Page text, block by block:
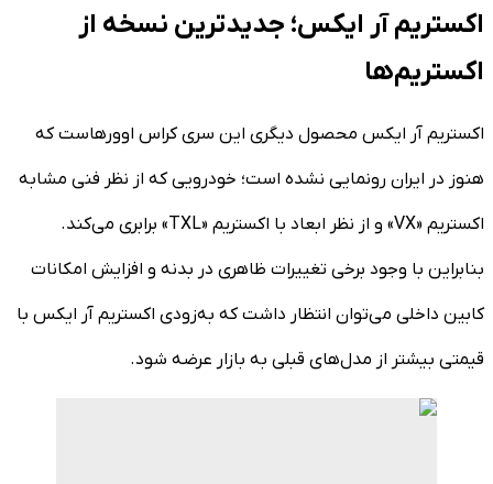
اکستریم آر ایکس؛ جدیدترین نسخه از
اکستریم‌ها
اکستریم آر ایکس محصول دیگری این سری کراس اوورهاست که
هنوز در ایران رونمایی نشده است؛ خودرویی که از نظر فنی مشابه
اکستریم «VX» و از نظر ابعاد با اکستریم «TXL» برابری می‌کند.
بنابراین با وجود برخی تغییرات ظاهری در بدنه و افزایش امکانات
کابین داخلی می‌توان انتظار داشت که به‌زودی اکستریم آر ایکس با
قیمتی بیشتر از مدل‌های قبلی به بازار عرضه شود.